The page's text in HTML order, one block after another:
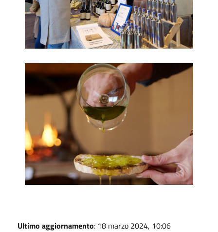
Frant'Olio 2023_15
Ultimo aggiornamento: 18 marzo 2024, 10:06